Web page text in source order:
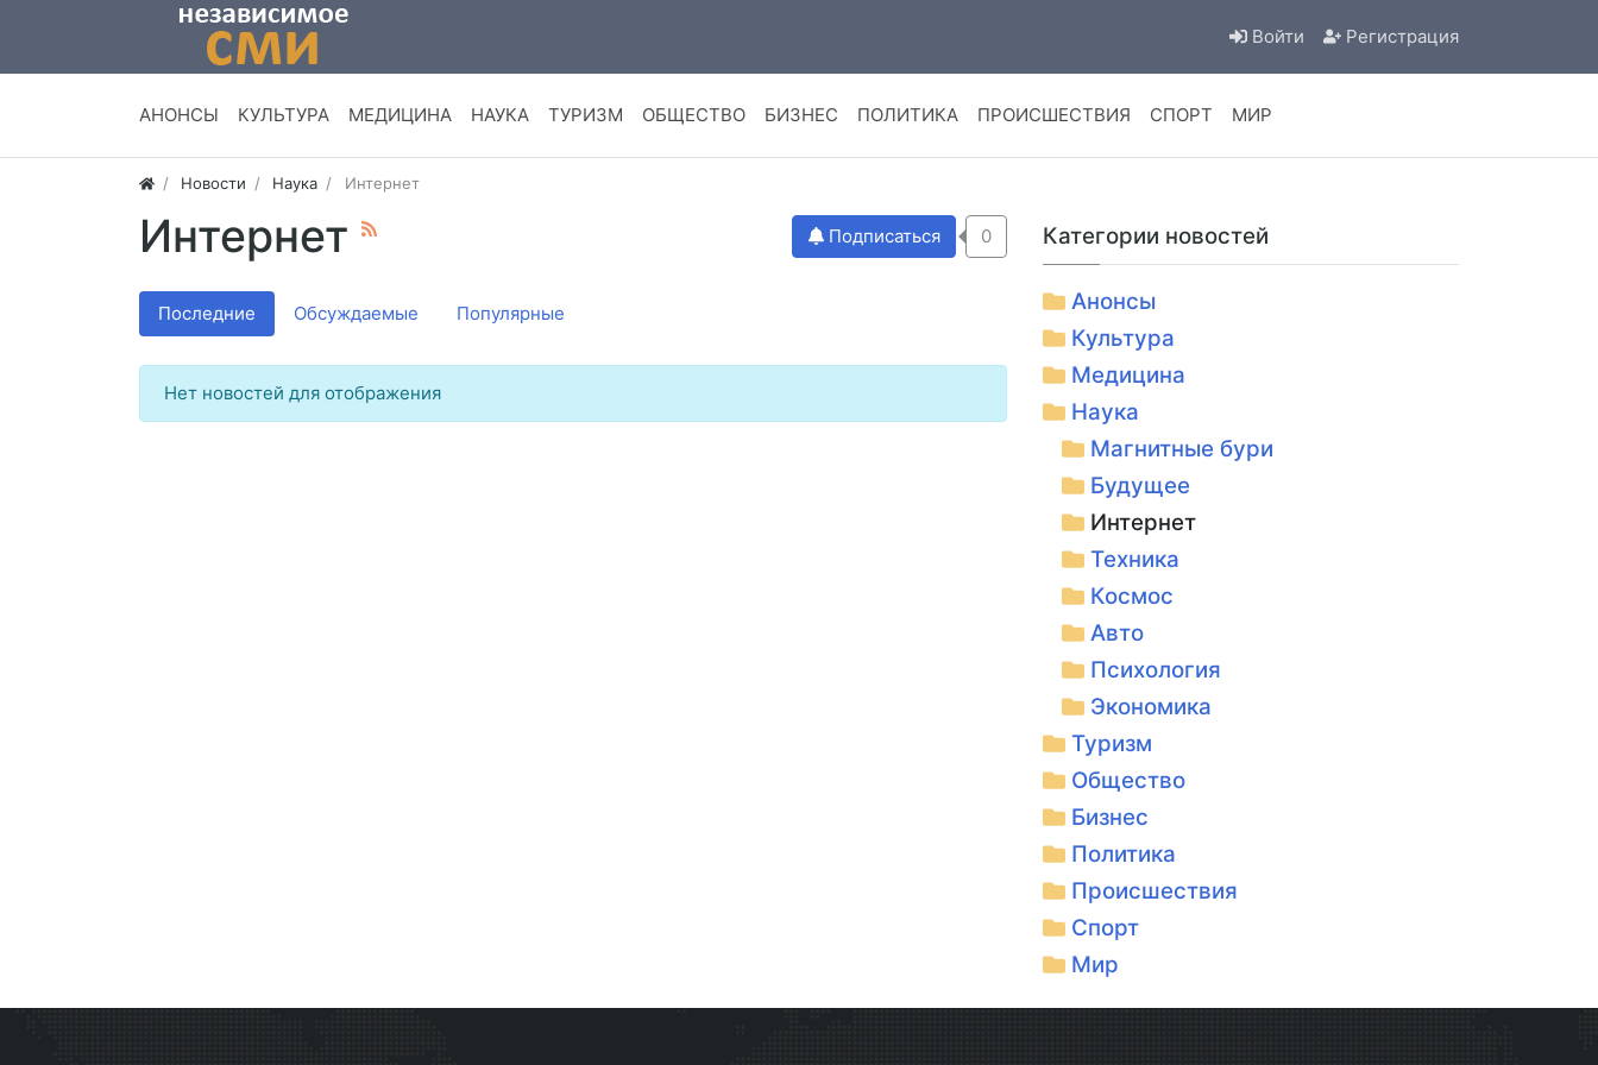
Войти Регистрация
АНОНСЫ КУЛЬТУРА МЕДИЦИНА НАУКА ТУРИЗМ ОБЩЕСТВО БИЗНЕС ПОЛИТИКА ПРОИСШЕСТВИЯ СПОРТ МИР
Новости Наука Интернет
Интернет Подписаться 0
Последние Обсуждаемые Популярные
Нет новостей для отображения
Категории новостей
Анонсы
Культура
Медицина
Наука
Магнитные бури
Будущее
Интернет
Техника
Космос
Авто
Психология
Экономика
Туризм
Общество
Бизнес
Политика
Происшествия
Спорт
Мир